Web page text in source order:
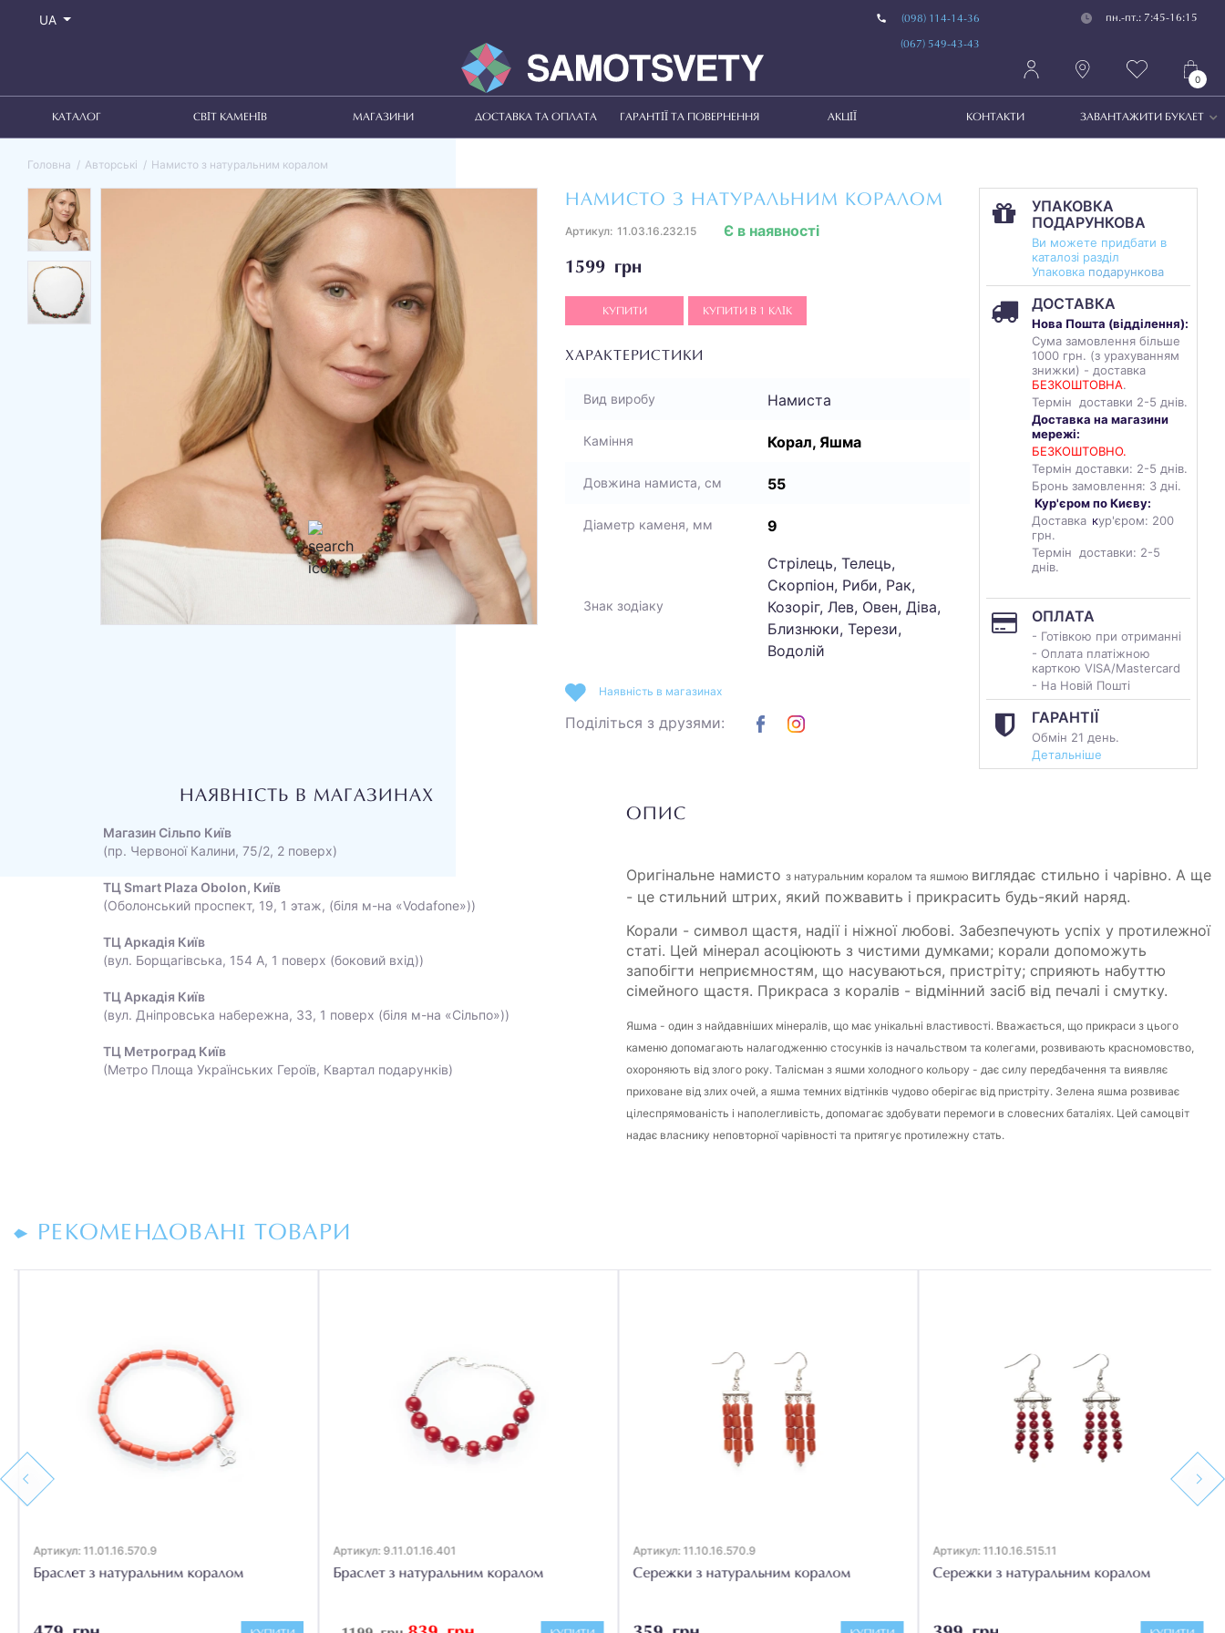
UA (098) 114-14-36
(067) 549-43-43
пн.-пт.: 7:45-16:15
0
КАТАЛОГ СВІТ КАМЕНІВ МАГАЗИНИ ДОСТАВКА ТА ОПЛАТА ГАРАНТІЇ ТА ПОВЕРНЕННЯ АКЦІЇ КОНТАКТИ ЗАВАНТАЖИТИ БУКЛЕТ
Головна Авторські Намисто з натуральним коралом
НАМИСТО З НАТУРАЛЬНИМ КОРАЛОМ
Артикул: 11.03.16.232.15
1599 грн
Є в наявності
КУПИТИ КУПИТИ В 1 КЛІК
ХАРАКТЕРИСТИКИ
Вид виробу Намиста
Каміння Корал, Яшма
Довжина намиста, см 55
Діаметр каменя, мм 9
Знак зодіаку
Стрілець, Телець,
Скорпіон, Риби, Рак,
Козоріг, Лев, Овен, Діва,
Близнюки, Терези,
Водолій
УПАКОВКА
ПОДАРУНКОВА
Ви можете придбати в
каталозі разділ
Упаковка подарункова
ДОСТАВКА
Нова Пошта (відділення):
Сума замовлення більше
1000 грн. (з урахуванням
знижки) - доставка
БЕЗКОШТОВНА.
Термін доставки 2-5 днів.
Доставка на магазини
мережі:
БЕЗКОШТОВНО.
Термін доставки: 2-5 днів.
Бронь замовлення: 3 дні.
Кур'єром по Києву:
Доставка кур'єром: 200
грн.
Термін доставки: 2-5
днів.
ОПЛАТА
- Готівкою при отриманні
- Оплата платіжною
карткою VISA/Mastercard
- На Новій Пошті
ГАРАНТІЇ
Обмін 21 день.
Детальніше
Наявність в магазинах
Поділіться з друзями:
НАЯВНІСТЬ В МАГАЗИНАХ
Магазин Сільпо Київ
(пр. Червоної Калини, 75/2, 2 поверх)
ТЦ Smart Plaza Obolon, Київ
(Оболонський проспект, 19, 1 этаж, (біля м-на «Vodafone»))
ТЦ Аркадія Київ
(вул. Борщагівська, 154 А, 1 поверх (боковий вхід))
ТЦ Аркадія Київ
(вул. Дніпровська набережна, 33, 1 поверх (біля м-на «Сільпо»))
ТЦ Метроград Київ
(Метро Площа Українських Героїв, Квартал подарунків)
ОПИС
Оригінальне намисто з натуральним коралом та яшмою виглядає стильно і чарівно. А ще
- це стильний штрих, який пожвавить і прикрасить будь-який наряд.
Корали - символ щастя, надії і ніжної любові. Забезпечують успіх у протилежної
статі. Цей мінерал асоціюють з чистими думками; корали допоможуть
запобігти неприємностям, що насуваються, пристріту; сприяють набуттю
сімейного щастя. Прикраса з коралів - відмінний засіб від печалі і смутку.
Яшма - один з найдавніших мінералів, що має унікальні властивості. Вважається, що прикраси з цього
каменю допомагають налагодженню стосунків із начальством та колегами, розвивають красномовство,
охороняють від злого року. Талісман з яшми холодного кольору - дає силу передбачення та виявляє
приховане від злих очей, а яшма темних відтінків чудово оберігає від пристріту. Зелена яшма розвиває
цілеспрямованість і наполегливість, допомагає здобувати перемоги в словесних баталіях. Цей самоцвіт
надає власнику неповторної чарівності та притягує протилежну стать.
РЕКОМЕНДОВАНІ ТОВАРИ
Previous
Артикул: 11.01.16.570.9
Браслет з натуральним коралом
Артикул: 9.11.01.16.401
Браслет з натуральним коралом
Артикул: 11.10.16.570.9
Сережки з натуральним коралом
Артикул: 11.10.16.515.11
Сережки з натуральним коралом
Next